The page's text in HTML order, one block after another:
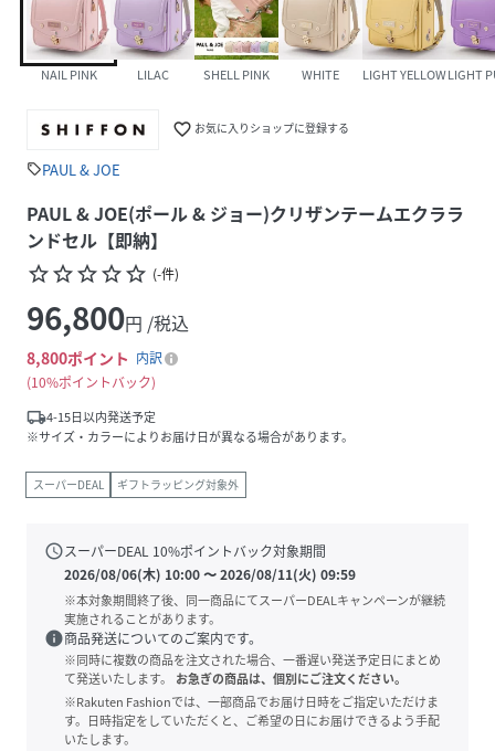
NAIL PINK LILAC SHELL PINK WHITE LIGHT YELLOWLIGHT
favorite_border お気に入りショップに登録する
sellPAUL & JOE
PAUL & JOE(ポール & ジョー)クリザンテームエクララ
ンドセル【即納】
star_borderstar_borderstar_borderstar_borderstar_border (-件)
96,800円 /税込
8,800ポイント 内訳
10%ポイントバック
local_shipping4-15日以内発送予定
※サイズ・カラーによりお届け日が異なる場合があります。
スーパーDEAL ギフトラッピング対象外
scheduleスーパーDEAL 10%ポイントバック対象期間
2026/08/06(木) 10:00〜2026/08/11(火) 09:59
※本対象期間終了後、同一商品にてスーパーDEALキャンペーンが継続
実施されることがあります。
info商品発送についてのご案内です。
※同時に複数の商品を注文された場合、一番遅い発送予定日にまとめ
て発送いたします。
お急ぎの商品は、個別にご注文ください。
※Rakuten Fashionでは、一部商品でお届け日時をご指定いただけま
す。日時指定をしていただくと、ご希望の日にお届けできるよう手配
いたします。